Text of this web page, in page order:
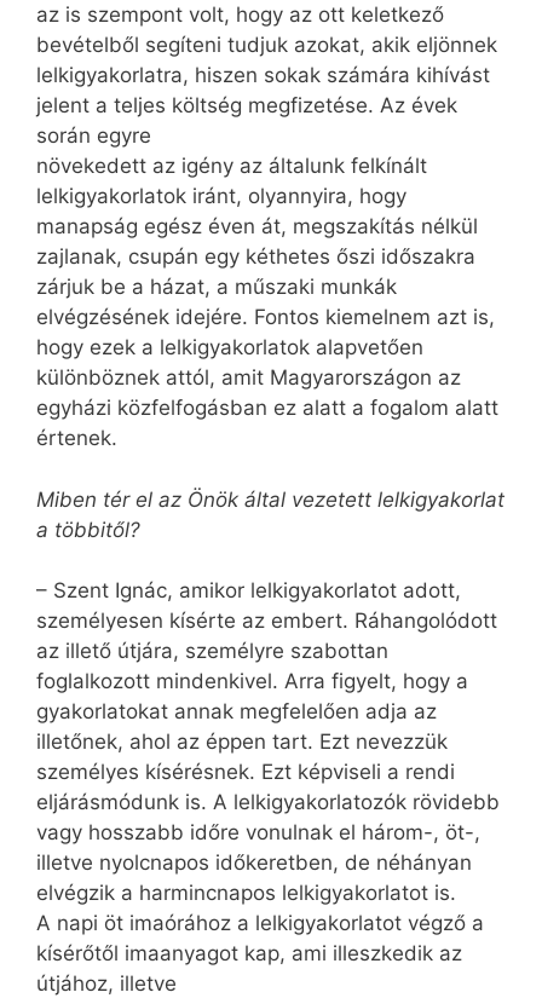
az is szempont volt, hogy az ott keletkező
bevételből segíteni tudjuk azokat, akik eljönnek
lelkigyakorlatra, hiszen sokak számára kihívást
jelent a teljes költség megfizetése. Az évek
során egyre
növekedett az igény az általunk felkínált
lelkigyakorlatok iránt, olyannyira, hogy
manapság egész éven át, megszakítás nélkül
zajlanak, csupán egy kéthetes őszi időszakra
zárjuk be a házat, a műszaki munkák
elvégzésének idejére. Fontos kiemelnem azt is,
hogy ezek a lelkigyakorlatok alapvetően
különböznek attól, amit Magyarországon az
egyházi közfelfogásban ez alatt a fogalom alatt
értenek.
Miben tér el az Önök által vezetett lelkigyakorlat
a többitől?
– Szent Ignác, amikor lelkigyakorlatot adott,
személyesen kísérte az embert. Ráhangolódott
az illető útjára, személyre szabottan
foglalkozott mindenkivel. Arra figyelt, hogy a
gyakorlatokat annak megfelelően adja az
illetőnek, ahol az éppen tart. Ezt nevezzük
személyes kísérésnek. Ezt képviseli a rendi
eljárásmódunk is. A lelkigyakorlatozók rövidebb
vagy hosszabb időre vonulnak el három-, öt-,
illetve nyolcnapos időkeretben, de néhányan
elvégzik a harmincnapos lelkigyakorlatot is.
A napi öt imaórához a lelkigyakorlatot végző a
kísérőtől imaanyagot kap, ami illeszkedik az
útjához, illetve